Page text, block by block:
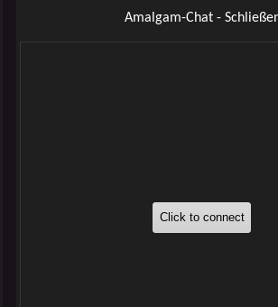
Amalgam-Chat -